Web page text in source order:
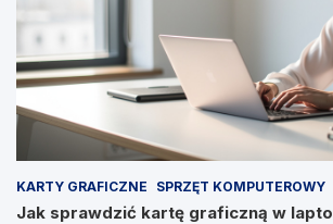
KARTY GRAFICZNE SPRZĘT KOMPUTEROWY
Jak sprawdzić kartę graficzną w